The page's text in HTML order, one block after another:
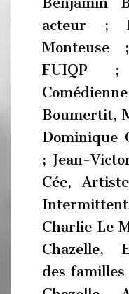
acteur ;
Monteuse
FUIQP ;
Boumertit,
Dominique
; Jean-
Cée,
Charlie Le
Chazelle,
des